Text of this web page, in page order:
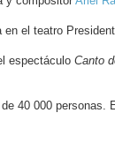
en el teatro
espectáculo Canto
40 000 personas.